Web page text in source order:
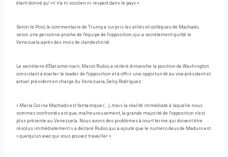
étant donné qu' »il n'a ni soutien ni respect dans le pays ».
Selon le Post, le commentaire de Trump a surpris les alliés et collègues de Machado,
selon une personne proche de l'équipe de l'opposition, qui a secrètement quitté le
Venezuela après des mois de clandestinité.
Le secrétaire d'État américain, Marco Rubio, a réitéré dimanche la position de Washington
consistant à écarter le leader de l'opposition et à offrir une opportunité au vice-président et
actuel président en charge du Venezuela, Delcy Rodríguez.
« María Corina Machado est fantastique (…), mais la réalité immédiate à laquelle nous
sommes confrontés est que, malheureusement, la grande majorité de l'opposition n'est
plus présente au Venezuela. Nous avons des problèmes à court terme qui doivent être
résolus immédiatement », a déclaré Rubio, qui a ajouté que le numéro deux de Maduro est
« quelqu'un avec qui vous pouvez travailler ».